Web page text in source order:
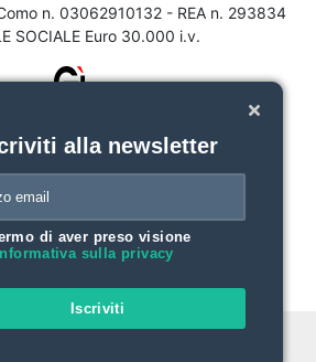
n. 03062910132 - REA n. 293834
SOCIALE Euro 30.000 i.v.
alla newsletter
di aver preso visione
sulla privacy
Iscriviti
relative alla privacy